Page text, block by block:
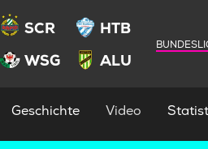
SCR
HTB
WSG ALU
Geschichte Video